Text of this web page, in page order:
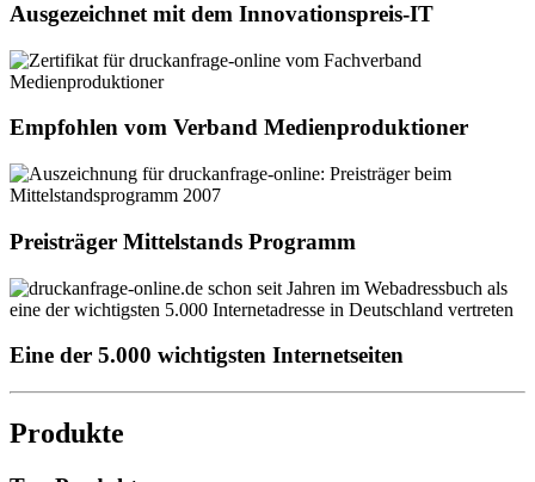
Ausgezeichnet mit dem Innovationspreis-IT
Empfohlen vom Verband Medienproduktioner
Preisträger Mittelstands Programm
Eine der 5.000 wichtigsten Internetseiten
Produkte